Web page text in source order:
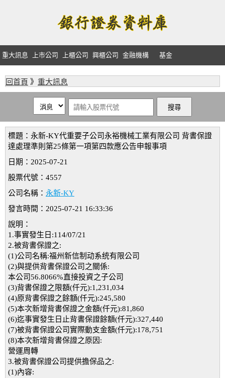
重大訊息 上市公司 上櫃公司 興櫃公司 金融機構 基金
回首頁 》 重大訊息
標題：永新-KY代重要子公司永裕機械工業有限公司 背書保證
達處理準則第25條第一項第四款應公告申報事項
日期：2025-07-21
股票代號：4557
公司名稱： 永新-KY
發言時間：2025-07-21 16:33:36
說明：
1.事實發生日:114/07/21
2.被背書保證之:
(1)公司名稱:福州新信制动系统有限公司
(2)與提供背書保證公司之關係:
本公司56.8066%直接投資之子公司
(3)背書保證之限額(仟元):1,231,034
(4)原背書保證之餘額(仟元):245,580
(5)本次新增背書保證之金額(仟元):81,860
(6)迄事實發生日止背書保證餘額(仟元):327,440
(7)被背書保證公司實際動支金額(仟元):178,751
(8)本次新增背書保證之原因:
營運周轉
3.被背書保證公司提供擔保品之:
(1)內容: